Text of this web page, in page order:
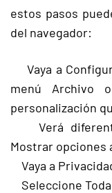
estos pasos
del navegador:
Vaya a
menú Archivo
personalización
Verá
Mostrar opciones
Vaya a
Seleccione